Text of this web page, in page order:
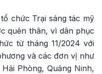
chức Trại sáng tác mỹ
quên thân, vì dân phục
từ tháng 11/2024 với
và các đơn vị như
Phòng, Quảng Ninh,